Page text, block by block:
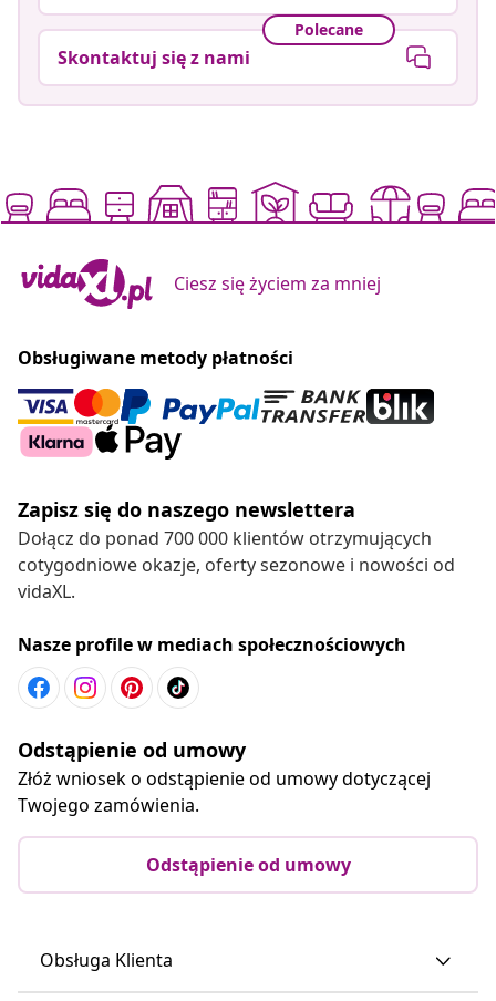
Polecane
Skontaktuj się z nami
Ciesz się życiem za mniej
Obsługiwane metody płatności
Zapisz się do naszego newslettera
Dołącz do ponad 700 000 klientów otrzymujących
cotygodniowe okazje, oferty sezonowe i nowości od
vidaXL.
Nasze profile w mediach społecznościowych
Odstąpienie od umowy
Złóż wniosek o odstąpienie od umowy dotyczącej
Twojego zamówienia.
Odstąpienie od umowy
Obsługa Klienta